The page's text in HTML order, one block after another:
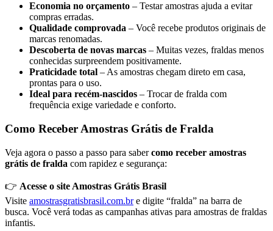
Economia no orçamento – Testar amostras ajuda a evitar
compras erradas.
Qualidade comprovada – Você recebe produtos originais de
marcas renomadas.
Descoberta de novas marcas – Muitas vezes, fraldas menos
conhecidas surpreendem positivamente.
Praticidade total – As amostras chegam direto em casa,
prontas para o uso.
Ideal para recém-nascidos – Trocar de fralda com
frequência exige variedade e conforto.
Como Receber Amostras Grátis de Fralda
Veja agora o passo a passo para sabercomo receber amostras
grátis de fralda com rapidez e segurança:
👉 Acesse o site Amostras Grátis Brasil
Visite amostrasgratisbrasil.com.bre digite “fralda” na barra de
busca. Você verá todas as campanhas ativas para amostras de fraldas
infantis.